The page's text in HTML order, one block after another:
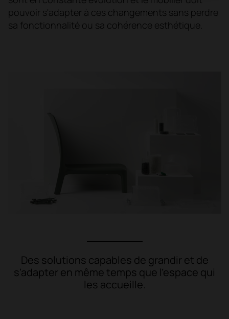
pouvoir s'adapter à ces changements sans perdre
sa fonctionnalité ou sa cohérence esthétique.
Des solutions capables de grandir et de
s'adapter en même temps que l'espace qui
les accueille.